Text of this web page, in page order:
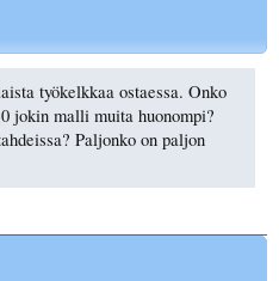
työkelkkaa ostaessa. Onko
jokin malli muita huonompi?
Paljonko on paljon